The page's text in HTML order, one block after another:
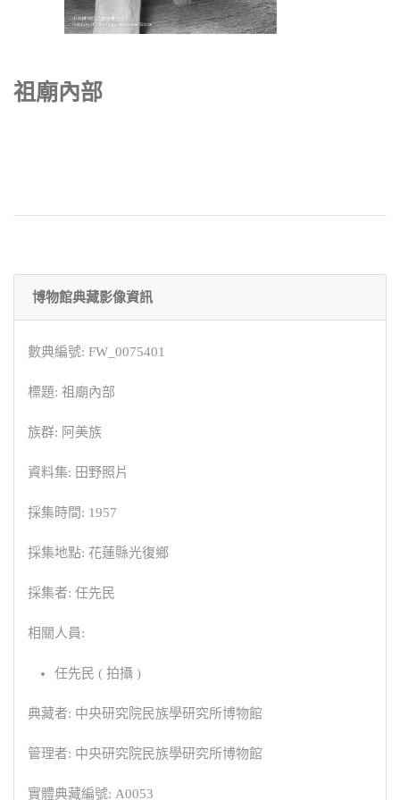
祖廟內部
博物館典藏影像資訊
數典編號: FW_0075401
標題: 祖廟內部
族群: 阿美族
資料集: 田野照片
採集時間: 1957
採集地點: 花蓮縣光復鄉
採集者: 任先民
相關人員:
任先民 ( 拍攝 )
典藏者: 中央研究院民族學研究所博物館
管理者: 中央研究院民族學研究所博物館
實體典藏編號: A0053